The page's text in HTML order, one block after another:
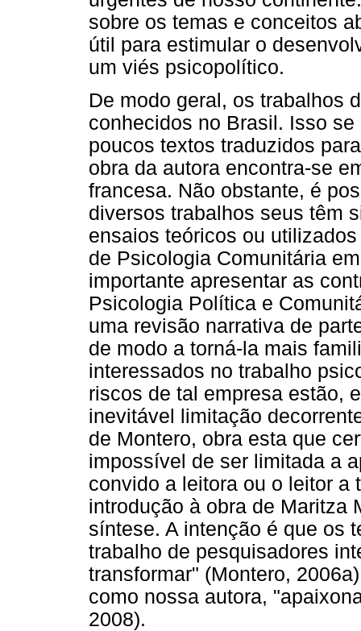
sobre os temas e conceitos
útil para estimular o
um viés psicopolítico.
De modo geral, os trabalhos
conhecidos no Brasil. Isso
poucos textos traduzidos
obra da autora encontra-se
francesa. Não obstante, é
diversos trabalhos seus têm
ensaios teóricos ou
de Psicologia Comunitária
importante apresentar as
Psicologia Política e
uma revisão narrativa de
de modo a torná-la mais
interessados no trabalho
riscos de tal empresa estão,
inevitável limitação
de Montero, obra esta que
impossível de ser limitada a
convido a leitora ou o leitor a
introdução à obra de Maritza
síntese. A intenção é que os
trabalho de pesquisadores
transformar" (Montero,
como nossa autora,
2008).